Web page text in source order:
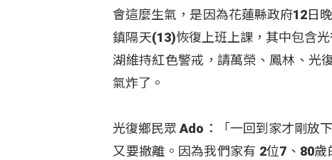
會這麼生氣，是因為花蓮縣政府12日
鎮隔天(13)恢復上班上課，其中包含
湖維持紅色警戒，請萬榮、鳳林、光
氣炸了。
光復鄉民眾 Ado：「一回到家才剛放
又要撤離。因為我們家有 2位7、80